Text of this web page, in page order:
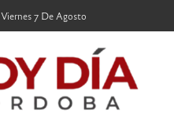
Viernes 7 De Agosto